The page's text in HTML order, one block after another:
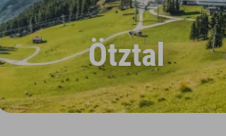
Ötztal